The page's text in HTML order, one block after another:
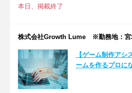
本日、掲載終了
株式会社Growth Lume ※勤務地：宮
【ゲーム制作ア
ームを作るプロに